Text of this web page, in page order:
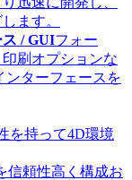
ます。
/ GUIフォー
刷オプションな
ンターフェースを
を持って4D環境
信頼性高く構成お